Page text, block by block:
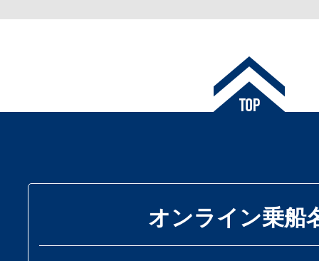
オンライン乗船